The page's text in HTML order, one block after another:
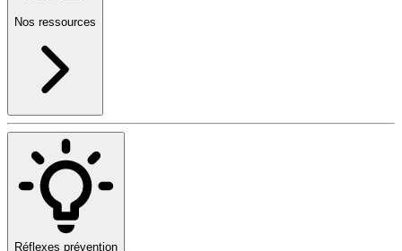
Nos ressources
Réflexes prévention